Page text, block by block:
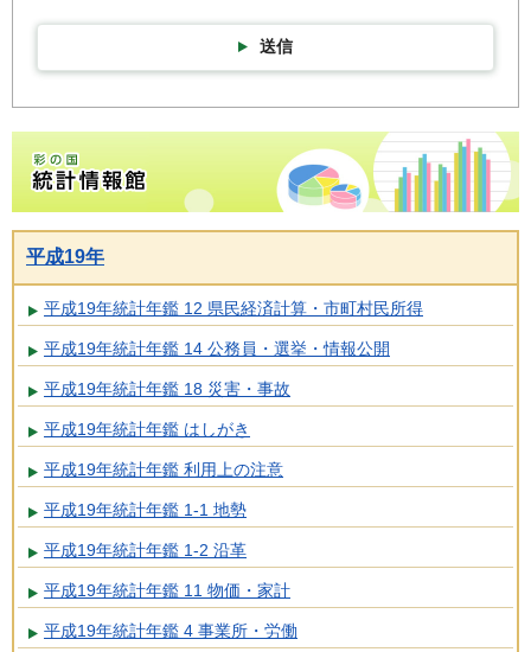
送信
彩の国統計情報館トップページ
平成19年
平成19年統計年鑑 12 県民経済計算・市町村民所得
平成19年統計年鑑 14 公務員・選挙・情報公開
平成19年統計年鑑 18 災害・事故
平成19年統計年鑑 はしがき
平成19年統計年鑑 利用上の注意
平成19年統計年鑑 1-1 地勢
平成19年統計年鑑 1-2 沿革
平成19年統計年鑑 11 物価・家計
平成19年統計年鑑 4 事業所・労働